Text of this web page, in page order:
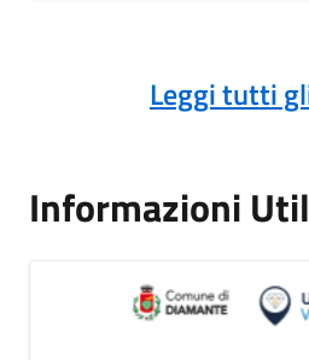
Leggi tutti
Informazioni